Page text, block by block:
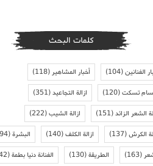
كلمات البحث
الفنانين(104) أخبار المشاهير(118)
تسكت(120) ازالة التجاعيد(351)
الشعر الزائد(151) ازالة الشيب(222)
الكرش(137) ازالة الكلف(140) البشرة(194)
(163) الطريقة(130) الفنانة دنيا بطمة(142)